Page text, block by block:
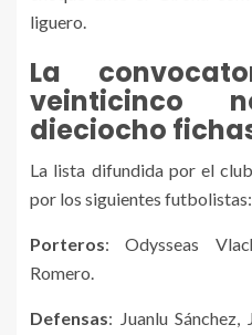
liguero.
La
veinticinco
dieciocho
La lista difundida por el
por los siguientes futbolistas:
Porteros: Odysseas
Romero.
Defensas: Juanlu